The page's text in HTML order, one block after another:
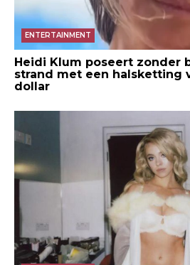
ENTERTAINMENT
Heidi Klum poseert zonder
strand met een halsketting
dollar